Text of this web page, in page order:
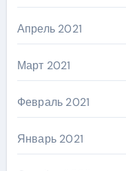
Апрель 2021
Март 2021
Февраль 2021
Январь 2021